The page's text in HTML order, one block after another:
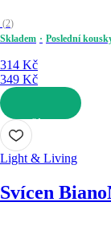
(2)
Skladem
Poslední
314 Kč
349 Kč
DO KOŠÍKU
Light & Living
Svícen Biano